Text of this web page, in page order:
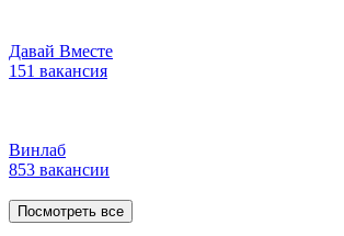
Давай Вместе
151 вакансия
Винлаб
853 вакансии
Посмотреть все